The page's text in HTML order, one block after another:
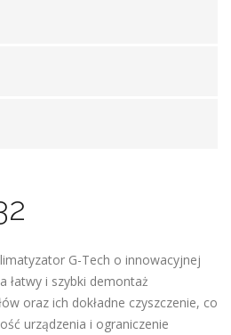
G-Tech o innowacyjnej
łatwy i szybki demontaż
oraz ich dokładne czyszczenie, co
urządzenia i ograniczenie